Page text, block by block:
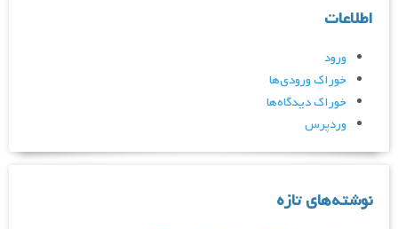
اطلاعات
ورود
خوراک ورودی‌ها
خوراک دیدگاه‌ها
وردپرس
نوشته‌های تازه